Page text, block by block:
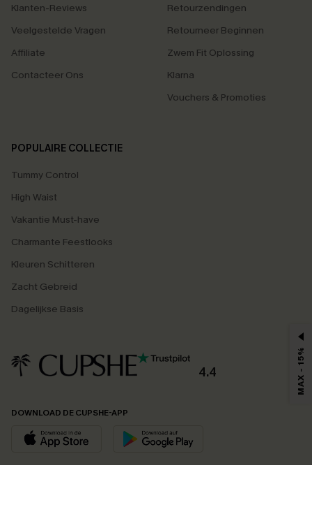
Klanten-Reviews
Veelgestelde Vragen
Affiliate
Contacteer Ons
Retourzendingen
Retourneer Beginnen
Zwem Fit Oplossing
Klarna
Vouchers & Promoties
POPULAIRE COLLECTIE
Tummy Control
High Waist
Vakantie Must-have
Charmante Feestlooks
Kleuren Schitteren
Zacht Gebreid
Dagelijkse Basis
4.4
DOWNLOAD DE CUPSHE-APP
MAX - 15%